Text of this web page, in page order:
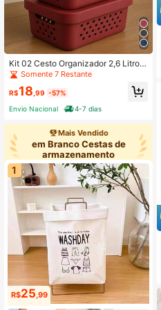
Kit 02 Cesto Organizador 2,6 Litros
C/Tampa Caixa Organizadora Multi
Somente 7 Restante
R$18 ,99 -57%
Envio Nacional
4-7 dias
Mais Vendido
em Branco Cestas de
armazenamento
1
R$25,99